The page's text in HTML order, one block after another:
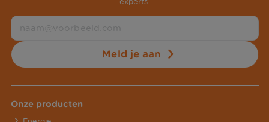
Meld je aan
Onze producten